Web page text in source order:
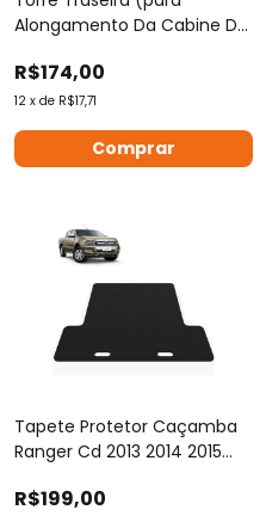
Alongamento Da Cabine Da
R$174,00
12 x de R$17,71
Tapete Protetor Caçamba
Ranger Cd 2013 2014 2015
Rígido
R$199,00